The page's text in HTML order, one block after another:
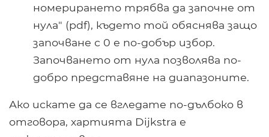
номерирането трябва да започне от
нула" (pdf), където той обяснява защо
започване с 0 е по-добър избор.
Започването от нула позволява по-
добро представяне на диапазоните.
Ако искате да се вгледате по-дълбоко в
отговора, хартията Dijkstra е